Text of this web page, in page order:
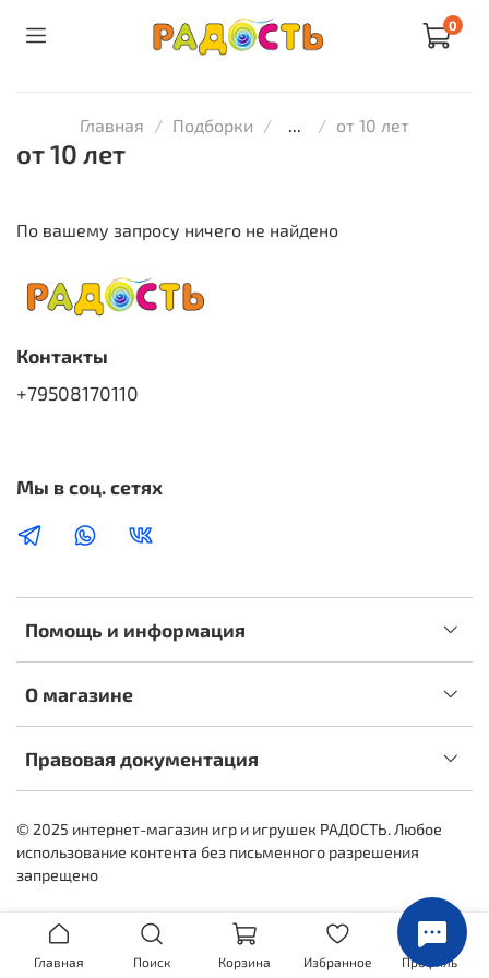
0
Главная Подборки ... от 10 лет
от 10 лет
По вашему запросу ничего не найдено
Помощь и информация
О магазине
Правовая документация
Контакты
+79508170110
Мы в соц. сетях
© 2025 интернет-магазин игр и игрушек РАДОСТЬ. Любое
использование контента без письменного разрешения
запрещено
Главная Поиск Корзина Избранное Профиль